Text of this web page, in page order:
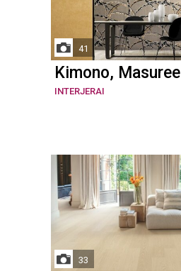
41
Kimono, Masureel
INTERJERAI
33